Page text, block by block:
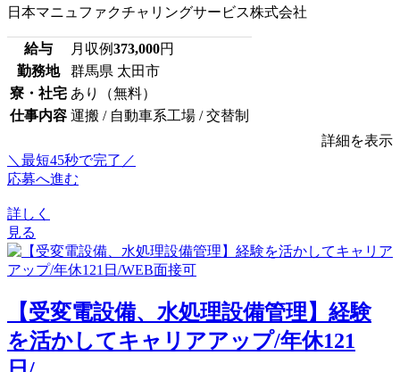
日本マニュファクチャリングサービス株式会社
給与 月収例373,000円
勤務地
群馬県 太田市
寮・社宅 あり（無料）
仕事内容 運搬 / 自動車系工場 / 交替制
詳細を表示
＼最短45秒で完了／
応募へ進む
詳しく
見る
【受変電設備、水処理設備管理】経験
を活かしてキャリアアップ/年休121